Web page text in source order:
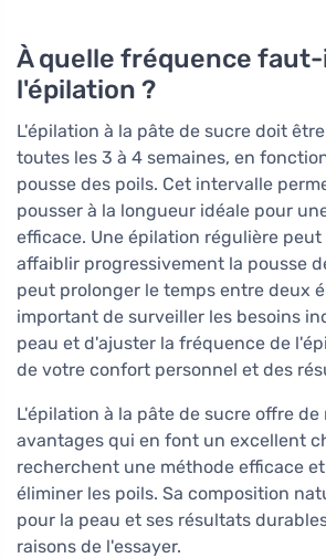
À quelle fréquence
l'épilation ?
L'épilation à la pâte de sucre doit
toutes les 3 à 4 semaines, en
pousse des poils. Cet intervalle
pousser à la longueur idéale pour
efficace. Une épilation régulière
affaiblir progressivement la pousse
peut prolonger le temps entre deux
important de surveiller les besoins
peau et d'ajuster la fréquence de
de votre confort personnel et des
L'épilation à la pâte de sucre offre de
avantages qui en font un excellent
recherchent une méthode efficace
éliminer les poils. Sa composition
pour la peau et ses résultats
raisons de l'essayer.